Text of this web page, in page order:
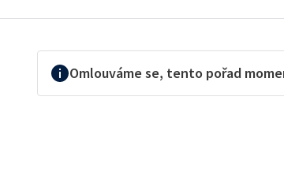
Omlouváme se, tento pořad